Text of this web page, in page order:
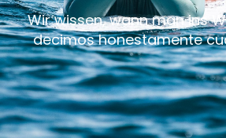
Wir wissen, wann man ins
decimos honestamente